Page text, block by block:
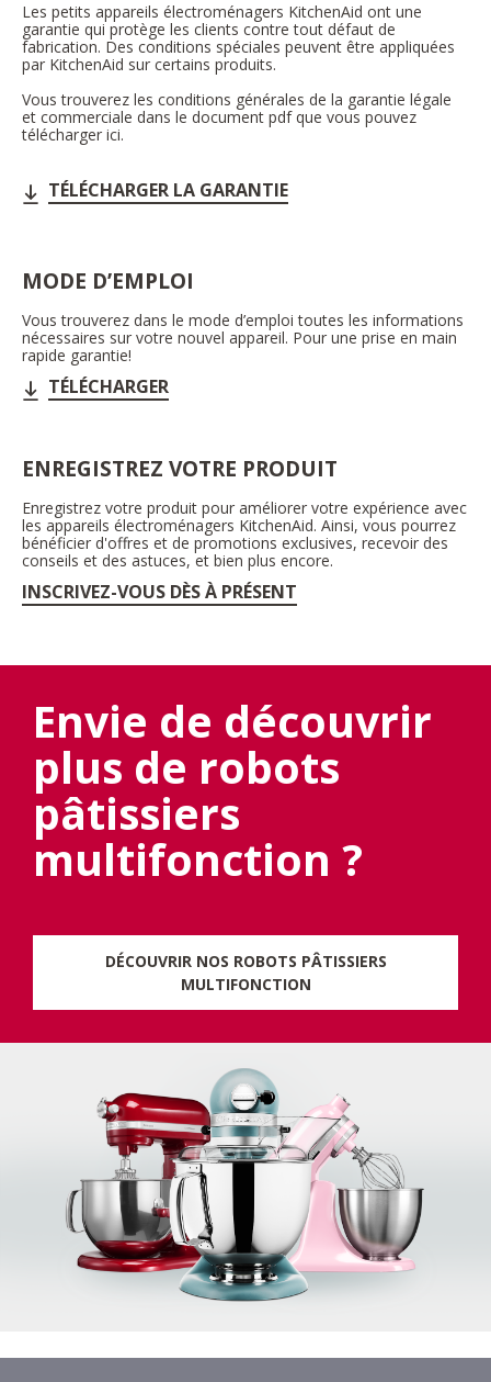
Les petits appareils électroménagers KitchenAid ont une
garantie qui protège les clients contre tout défaut de
fabrication. Des conditions spéciales peuvent être appliquées
par KitchenAid sur certains produits.
Vous trouverez les conditions générales de la garantie légale
et commerciale dans le document pdf que vous pouvez
télécharger ici.
TÉLÉCHARGER LA GARANTIE
MODE D’EMPLOI
Vous trouverez dans le mode d’emploi toutes les informations
nécessaires sur votre nouvel appareil. Pour une prise en main
rapide garantie!
TÉLÉCHARGER
ENREGISTREZ VOTRE PRODUIT
Enregistrez votre produit pour améliorer votre expérience avec
les appareils électroménagers KitchenAid. Ainsi, vous pourrez
bénéficier d'offres et de promotions exclusives, recevoir des
conseils et des astuces, et bien plus encore.
INSCRIVEZ-VOUS DÈS À PRÉSENT
Envie de découvrir
plus de robots
pâtissiers
multifonction ?
DÉCOUVRIR NOS ROBOTS PÂTISSIERS
MULTIFONCTION